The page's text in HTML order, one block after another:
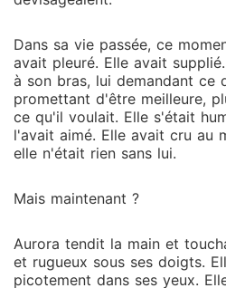
Dans sa vie passée, ce
avait pleuré. Elle avait
à son bras, lui demandant ce
promettant d'être meilleure,
ce qu'il voulait. Elle s'était
l'avait aimé. Elle avait cru au
elle n'était rien sans lui.
Mais maintenant ?
Aurora tendit la main et
et rugueux sous ses doigts.
picotement dans ses yeux.